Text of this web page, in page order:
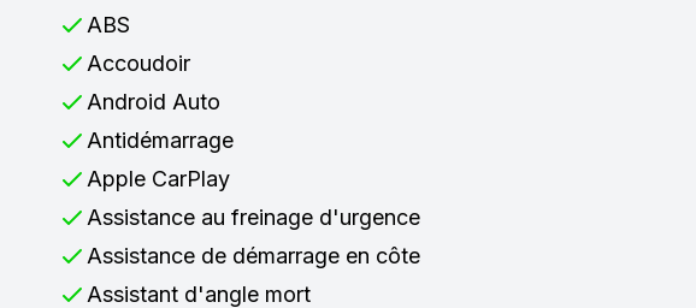
ABS
Accoudoir
Android Auto
Antidémarrage
Apple CarPlay
Assistance au freinage d'urgence
Assistance de démarrage en côte
Assistant d'angle mort